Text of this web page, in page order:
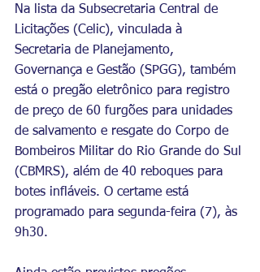
Na lista da Subsecretaria Central de
Licitações (Celic), vinculada à
Secretaria de Planejamento,
Governança e Gestão (SPGG), também
está o pregão eletrônico para registro
de preço de 60 furgões para unidades
de salvamento e resgate do Corpo de
Bombeiros Militar do Rio Grande do Sul
(CBMRS), além de 40 reboques para
botes infláveis. O certame está
programado para segunda-feira (7), às
9h30.